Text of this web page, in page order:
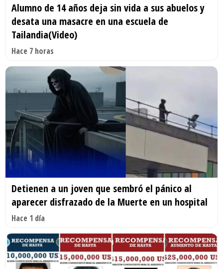
Alumno de 14 años deja sin vida a sus abuelos y
desata una masacre en una escuela de
Tailandia(Video)
Hace 7 horas
Detienen a un joven que sembró el pánico al
aparecer disfrazado de la Muerte en un hospital
Hace 1 día